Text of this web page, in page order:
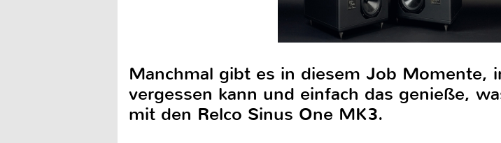
Manchmal gibt es in diesem Job Momente,
vergessen kann und einfach das genieße,
mit den Relco Sinus One MK3.